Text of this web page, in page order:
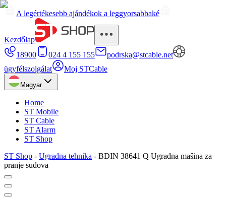
A legértékesebb ajándékok a leggyorsabbaké
Kezdőlap
18900
024 4 155 155
podrska@stcable.net
ügyfélszolgálat
Moj STCable
Magyar
Home
ST Mobile
ST Cable
ST Alarm
ST Shop
ST Shop - Ugradna tehnika - BDIN 38641 Q Ugradna mašina za
pranje sudova